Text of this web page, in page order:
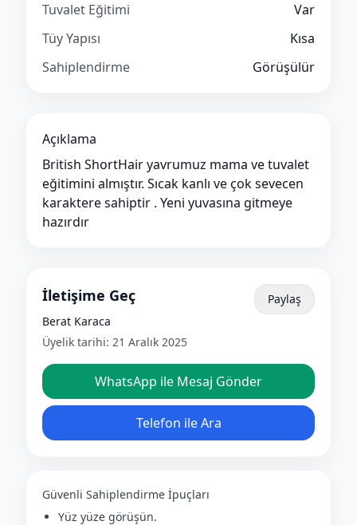
Tuvalet Eğitimi
Var
Tüy Yapısı
Kısa
Sahiplendirme
Görüşülür
Açıklama
British ShortHair yavrumuz mama ve tuvalet
eğitimini almıştır. Sıcak kanlı ve çok sevecen
karaktere sahiptir . Yeni yuvasına gitmeye
hazırdır
İletişime Geç
Berat Karaca
Üyelik tarihi: 21 Aralık 2025
Paylaş
WhatsApp ile Mesaj Gönder
Telefon ile Ara
Güvenli Sahiplendirme İpuçları
Yüz yüze görüşün.